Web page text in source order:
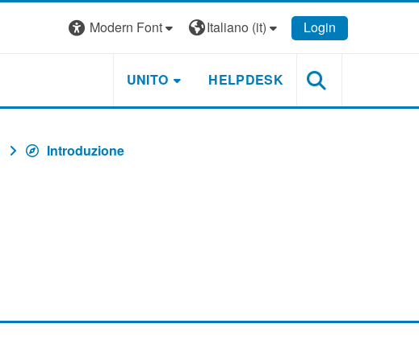
Modern Font Italiano ‎(it)‎ Login
UNITO HELPDESK
Introduzione